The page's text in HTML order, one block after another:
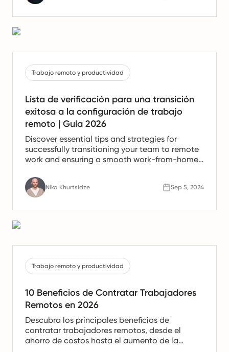
Trabajo remoto y productividad
Lista de verificación para una transición
exitosa a la configuración de trabajo
remoto | Guía 2026
Discover essential tips and strategies for
successfully transitioning your team to remote
work and ensuring a smooth work-from-home
Nika Khurtsidze Sep 5, 2024
Trabajo remoto y productividad
10 Beneficios de Contratar Trabajadores
Remotos en 2026
Descubra los principales beneficios de
contratar trabajadores remotos, desde el
ahorro de costos hasta el aumento de la